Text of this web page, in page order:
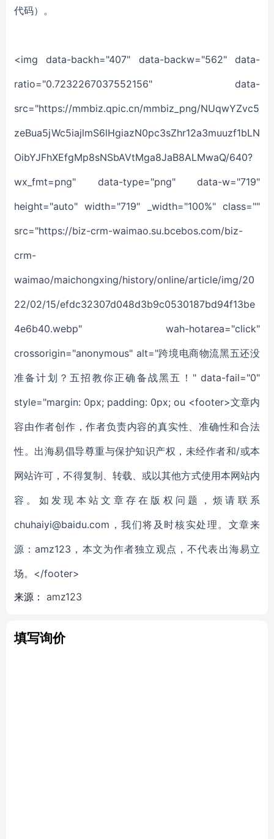
代码）。
<img data-backh="407" data-backw="562" data-
ratio="0.7232267037552156" data-
src="https://mmbiz.qpic.cn/mmbiz_png/NUqwYZvc5
zeBua5jWc5iajlmS6lHgiazN0pc3sZhr12a3muuzf1bLN
OibYJFhXEfgMp8sNSbAVtMga8JaB8ALMwaQ/640?
wx_fmt=png" data-type="png" data-w="719"
height="auto" width="719" _width="100%" class=""
src="https://biz-crm-waimao.su.bcebos.com/biz-
crm-
waimao/maichongxing/history/online/article/img/20
22/02/15/efdc32307d048d3b9c0530187bd94f13be
4e6b40.webp" wah-hotarea="click"
crossorigin="anonymous" alt="跨境电商物流黑五还没
准备计划？五招教你正确备战黑五！" data-fail="0"
style="margin: 0px; padding: 0px; ou <footer>文章内
容由作者创作，作者负责内容的真实性、准确性和合法
性。出海易倡导尊重与保护知识产权，未经作者和/或本
网站许可，不得复制、转载、或以其他方式使用本网站内
容。如发现本站文章存在版权问题，烦请联系
chuhaiyi@baidu.com，我们将及时核实处理。文章来
源：amz123，本文为作者独立观点，不代表出海易立
场。</footer>
来源： amz123
填写询价